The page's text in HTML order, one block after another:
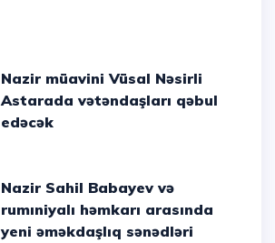
Nazir müavini Vüsal Nəsirli
Astarada vətəndaşları qəbul
edəcək
Nazir Sahil Babayev və
rumıniyalı həmkarı arasında
yeni əməkdaşlıq sənədləri